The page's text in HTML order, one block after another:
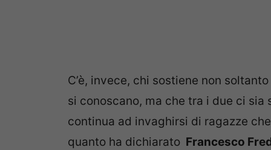
C’è, invece, chi sostiene non
si conoscano, ma che tra i due ci
continua ad invaghirsi di ragazze
quanto ha dichiarato Francesco